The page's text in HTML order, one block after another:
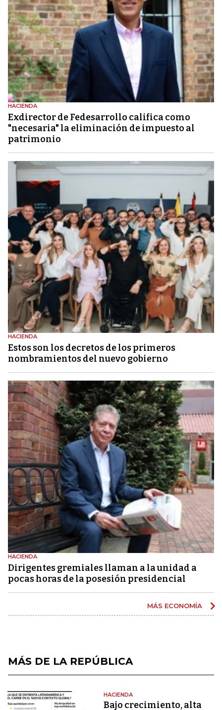
HACIENDA
Exdirector de Fedesarrollo califica como
"necesaria" la eliminación de impuesto al
patrimonio
HACIENDA
Estos son los decretos de los primeros
nombramientos del nuevo gobierno
HACIENDA
Dirigentes gremiales llaman a la unidad a
pocas horas de la posesión presidencial
MÁS ECONOMÍA
MÁS DE LA REPÚBLICA
HACIENDA
Bajo crecimiento, alta